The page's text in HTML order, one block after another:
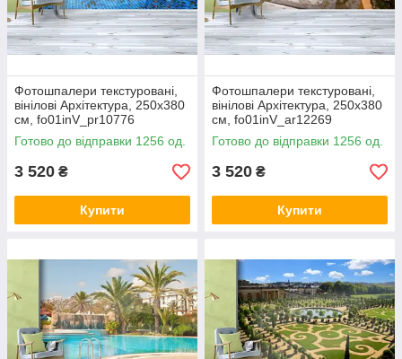
Фотошпалери текстуровані,
вінілові Архітектура, 250х380
см, fo01inV_pr10776
Готово до відправки 1256 од.
3 520 ₴
Купити
Фотошпалери текстуровані,
вінілові Архітектура, 250х380
см, fo01inV_ar12269
Готово до відправки 1256 од.
3 520 ₴
Купити